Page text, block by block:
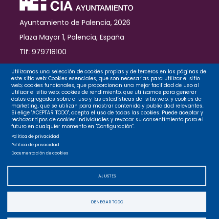
Ayuntamiento de Palencia, 2026
Plaza Mayor 1, Palencia, España
Tlf: 979718100
Contacto
Legal
Privacidad
Accesibilidad
Utilizamos una selección de cookies propias y de terceros en las páginas de
este sitio web: Cookies esenciales, que son necesarias para utilizar el sitio
web; cookies funcionales, que proporcionan una mejor facilidad de uso al
utilizar el sitio web; cookies de rendimiento, que utilizamos para generar
datos agregados sobre el uso y las estadísticas del sitio web; y cookies de
marketing, que se utilizan para mostrar contenido y publicidad relevantes.
Si elige "ACEPTAR TODO", acepta el uso de todas las cookies. Puede aceptar y
rechazar tipos de cookies individuales y revocar su consentimiento para el
futuro en cualquier momento en "Configuración".
Política de privacidad
Política de privacidad
Documentación de cookies
AJUSTES
DENEGAR TODO